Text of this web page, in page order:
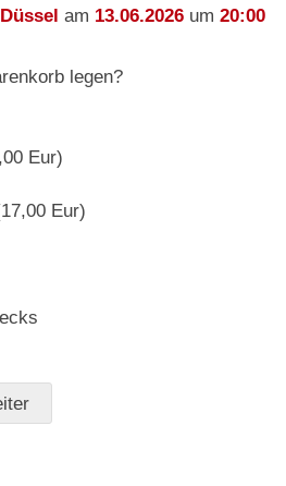
am 13.06.2026 um 20:00
legen?
Eur)
Eur)